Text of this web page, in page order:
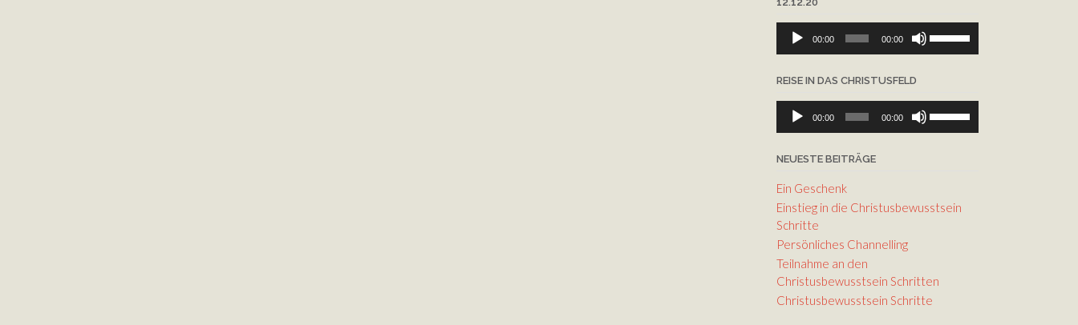
Audio-
Player
00:00 00:00
die
Lautstärke
zu
REISE IN DAS CHRISTUSFELD
Audio-
Player
00:00 00:00
zu
NEUESTE BEITRÄGE
Ein Geschenk
Einstieg in die Christusbewusstsein
Schritte
Persönliches Channelling
Teilnahme an den
Christusbewusstsein Schritten
Christusbewusstsein Schritte